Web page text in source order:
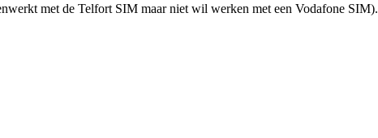
met de Telfort SIM maar niet wil werken met een Vodafone SIM).